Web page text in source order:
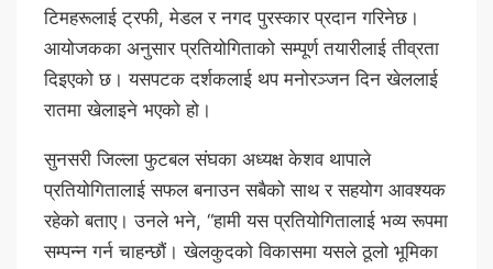
टिमहरूलाई ट्रफी, मेडल र नगद पुरस्कार प्रदान गरिनेछ।
आयोजकका अनुसार प्रतियोगिताको सम्पूर्ण तयारीलाई तीव्रता
दिइएको छ। यसपटक दर्शकलाई थप मनोरञ्जन दिन खेललाई
रातमा खेलाइने भएको हो।
सुनसरी जिल्ला फुटबल संघका अध्यक्ष केशव थापाले
प्रतियोगितालाई सफल बनाउन सबैको साथ र सहयोग आवश्यक
रहेको बताए। उनले भने, “हामी यस प्रतियोगितालाई भव्य रूपमा
सम्पन्न गर्न चाहन्छौं। खेलकुदको विकासमा यसले ठूलो भूमिका